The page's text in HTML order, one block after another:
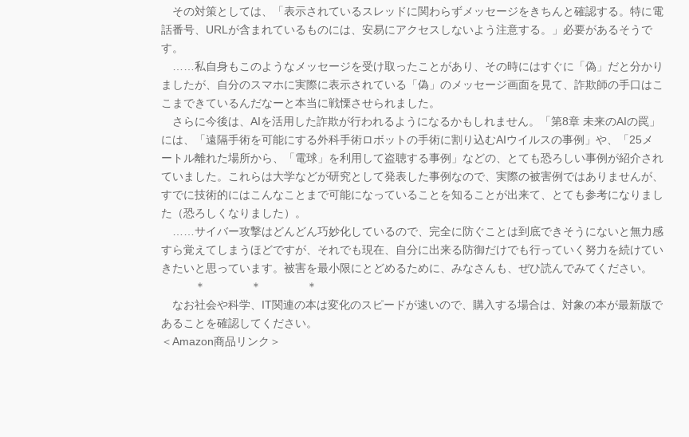
その対策としては、「表示されているスレッドに関わらずメッセージをきちんと確認する。特に電
話番号、URLが含まれているものには、安易にアクセスしないよう注意する。」必要があるそうで
す。
……私自身もこのようなメッセージを受け取ったことがあり、その時にはすぐに「偽」だと分かり
ましたが、自分のスマホに実際に表示されている「偽」のメッセージ画面を見て、詐欺師の手口はこ
こまできているんだなーと本当に戦慄させられました。
さらに今後は、AIを活用した詐欺が行われるようになるかもしれません。「第8章 未来のAIの罠」
には、「遠隔手術を可能にする外科手術ロボットの手術に割り込むAIウイルスの事例」や、「25メ
ートル離れた場所から、「電球」を利用して盗聴する事例」などの、とても恐ろしい事例が紹介され
ていました。これらは大学などが研究として発表した事例なので、実際の被害例ではありませんが、
すでに技術的にはこんなことまで可能になっていることを知ることが出来て、とても参考になりまし
た（恐ろしくなりました）。
……サイバー攻撃はどんどん巧妙化しているので、完全に防ぐことは到底できそうにないと無力感
すら覚えてしまうほどですが、それでも現在、自分に出来る防御だけでも行っていく努力を続けてい
きたいと思っています。被害を最小限にとどめるために、みなさんも、ぜひ読んでみてください。
＊ ＊ ＊
なお社会や科学、IT関連の本は変化のスピードが速いので、購入する場合は、対象の本が最新版で
あることを確認してください。
＜Amazon商品リンク＞